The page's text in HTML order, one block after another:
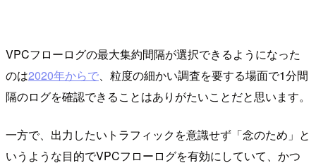
VPCフローログの最大集約間隔が選択できるようになった
のは2020年からで、粒度の細かい調査を要する場面で1分間
隔のログを確認できることはありがたいことだと思います。
一方で、出力したいトラフィックを意識せず「念のため」と
いうような目的でVPCフローログを有効にしていて、かつ